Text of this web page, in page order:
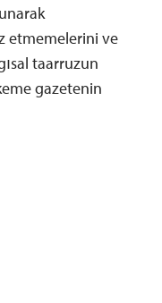
etmemelerini ve
taarruzun
gazetenin